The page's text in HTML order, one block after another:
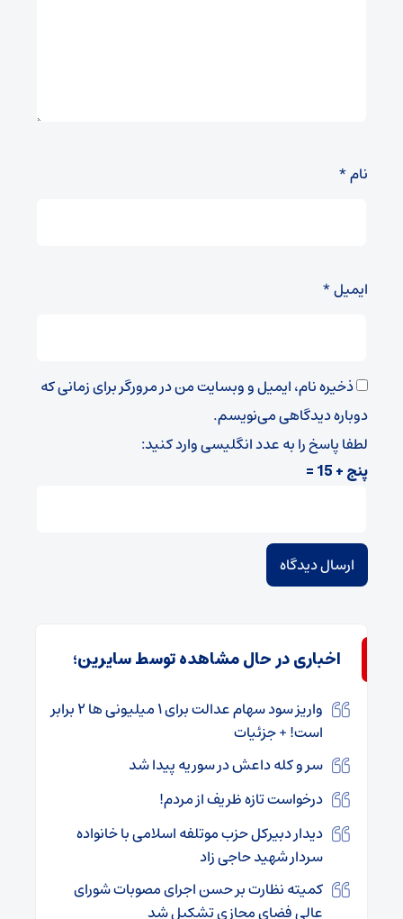
نام*
ایمیل*
ذخیره نام، ایمیل و وبسایت من در مرورگر برای زمانی که
دوباره دیدگاهی می‌نویسم.
لطفا پاسخ را به عدد انگلیسی وارد کنید:
پنج + 15 =
اخباری در حال مشاهده توسط سایرین؛
واریز سود سهام عدالت برای ۱ میلیونی ها ۲ برابر
است! + جزئیات
سر و کله داعش در سوریه پیدا شد
درخواست تازه ظریف از مردم!
دیدار دبیرکل حزب موتلفه اسلامی با خانواده
سردار شهید حاجی زاد
کمیته نظارت بر حسن اجرای مصوبات شورای
عالی فضای مجازی تشکیل شد